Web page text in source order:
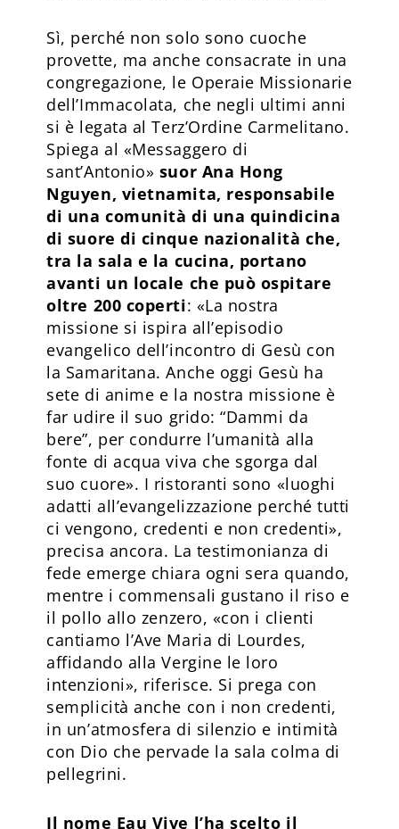
Sì, perché non solo sono cuoche
provette, ma anche consacrate in una
congregazione, le Operaie Missionarie
dell’Immacolata, che negli ultimi anni
si è legata al Terz’Ordine Carmelitano.
Spiega al «Messaggero di
sant’Antonio» suor Ana Hong
Nguyen, vietnamita, responsabile
di una comunità di una quindicina
di suore di cinque nazionalità che,
tra la sala e la cucina, portano
avanti un locale che può ospitare
oltre 200 coperti: «La nostra
missione si ispira all’episodio
evangelico dell’incontro di Gesù con
la Samaritana. Anche oggi Gesù ha
sete di anime e la nostra missione è
far udire il suo grido: “Dammi da
bere”, per condurre l’umanità alla
fonte di acqua viva che sgorga dal
suo cuore». I ristoranti sono «luoghi
adatti all’evangelizzazione perché tutti
ci vengono, credenti e non credenti»,
precisa ancora. La testimonianza di
fede emerge chiara ogni sera quando,
mentre i commensali gustano il riso e
il pollo allo zenzero, «con i clienti
cantiamo l’Ave Maria di Lourdes,
affidando alla Vergine le loro
intenzioni», riferisce. Si prega con
semplicità anche con i non credenti,
in un’atmosfera di silenzio e intimità
con Dio che pervade la sala colma di
pellegrini.
Il nome Eau Vive l’ha scelto il